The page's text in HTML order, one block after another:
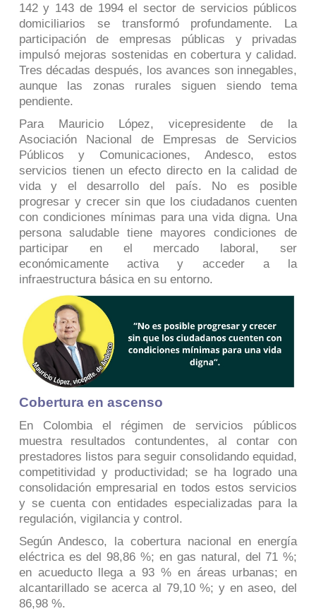
142 y 143 de 1994 el sector de servicios públicos
domiciliarios se transformó profundamente. La
participación de empresas públicas y privadas
impulsó mejoras sostenidas en cobertura y calidad.
Tres décadas después, los avances son innegables,
aunque las zonas rurales siguen siendo tema
pendiente.
Para Mauricio López, vicepresidente de la
Asociación Nacional de Empresas de Servicios
Públicos y Comunicaciones, Andesco, estos
servicios tienen un efecto directo en la calidad de
vida y el desarrollo del país. No es posible
progresar y crecer sin que los ciudadanos cuenten
con condiciones mínimas para una vida digna. Una
persona saludable tiene mayores condiciones de
participar en el mercado laboral, ser
económicamente activa y acceder a la
infraestructura básica en su entorno.
Cobertura en ascenso
En Colombia el régimen de servicios públicos
muestra resultados contundentes, al contar con
prestadores listos para seguir consolidando equidad,
competitividad y productividad; se ha logrado una
consolidación empresarial en todos estos servicios
y se cuenta con entidades especializadas para la
regulación, vigilancia y control.
Según Andesco, la cobertura nacional en energía
eléctrica es del 98,86 %; en gas natural, del 71 %;
en acueducto llega a 93 % en áreas urbanas; en
alcantarillado se acerca al 79,10 %; y en aseo, del
86,98 %.